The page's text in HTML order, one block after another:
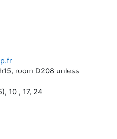
room D208 unless
10 , 17, 24